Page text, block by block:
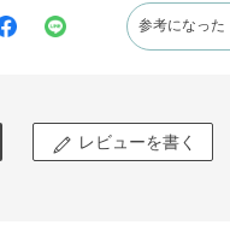
参考になった
レビューを書く